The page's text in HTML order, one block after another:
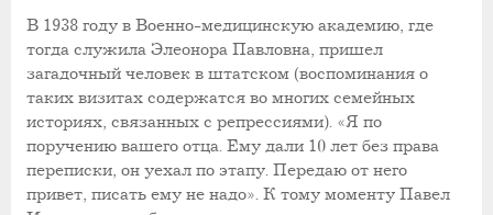
В 1938 году в Военно-медицинскую академию, где
тогда служила Элеонора Павловна, пришел
загадочный человек в штатском (воспоминания о
таких визитах содержатся во многих семейных
историях, связанных с репрессиями). «Я по
поручению вашего отца. Ему дали 10 лет без права
переписки, он уехал по этапу. Передаю от него
привет, писать ему не надо». К тому моменту Павел